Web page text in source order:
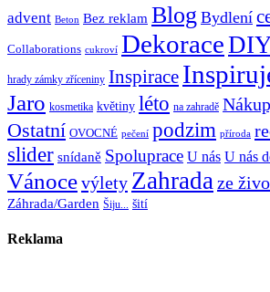
advent Beton Bez reklam Blog Bydlení
Collaborations cukroví Dekorace
hrady zámky zříceniny Inspirace
Jaro kosmetika květiny léto na zahradě
Ostatní OVOCNÉ pečení podzim příroda
slider snídaně Spoluprace U nás U nás
Vánocevýlety Zahrada ze
Záhrada/Garden Šiju... šití
Reklama